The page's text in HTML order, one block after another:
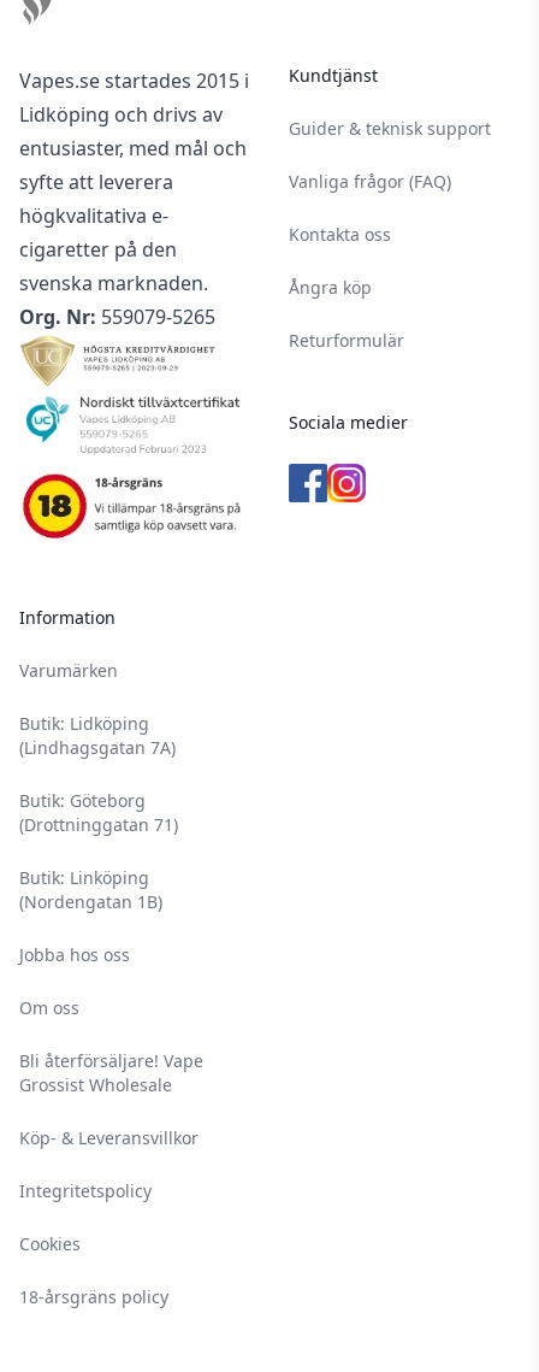
Vapes.se startades 2015 i
Lidköping och drivs av
entusiaster, med mål och
syfte att leverera
högkvalitativa e-
cigaretter på den
svenska marknaden.
Org. Nr: 559079-5265
Information
Varumärken
Butik: Lidköping
(Lindhagsgatan 7A)
Butik: Göteborg
(Drottninggatan 71)
Butik: Linköping
(Nordengatan 1B)
Jobba hos oss
Om oss
Bli återförsäljare! Vape
Grossist Wholesale
Köp- & Leveransvillkor
Integritetspolicy
Cookies
18-årsgräns policy
Kundtjänst
Guider & teknisk support
Vanliga frågor (FAQ)
Kontakta oss
Ångra köp
Returformulär
Sociala medier